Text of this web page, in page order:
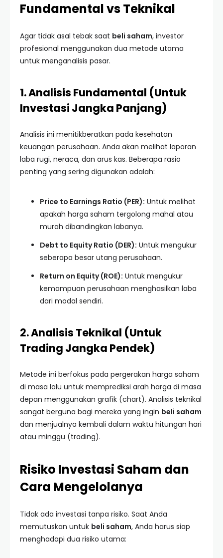
Fundamental vs Teknikal
Agar tidak asal tebak saat beli saham, investor
profesional menggunakan dua metode utama
untuk menganalisis pasar.
1. Analisis Fundamental (Untuk
Investasi Jangka Panjang)
Analisis ini menitikberatkan pada kesehatan
keuangan perusahaan. Anda akan melihat laporan
laba rugi, neraca, dan arus kas. Beberapa rasio
penting yang sering digunakan adalah:
Price to Earnings Ratio (PER): Untuk melihat
apakah harga saham tergolong mahal atau
murah dibandingkan labanya.
Debt to Equity Ratio (DER): Untuk mengukur
seberapa besar utang perusahaan.
Return on Equity (ROE): Untuk mengukur
kemampuan perusahaan menghasilkan laba
dari modal sendiri.
2. Analisis Teknikal (Untuk
Trading Jangka Pendek)
Metode ini berfokus pada pergerakan harga saham
di masa lalu untuk memprediksi arah harga di masa
depan menggunakan grafik (chart). Analisis teknikal
sangat berguna bagi mereka yang ingin beli saham
dan menjualnya kembali dalam waktu hitungan hari
atau minggu (trading).
Risiko Investasi Saham dan
Cara Mengelolanya
Tidak ada investasi tanpa risiko. Saat Anda
memutuskan untuk beli saham, Anda harus siap
menghadapi dua risiko utama: